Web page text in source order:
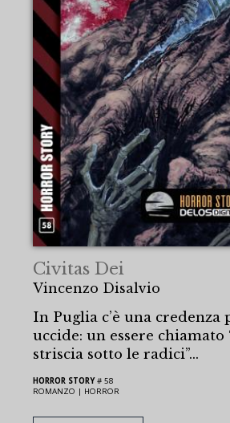
Civitas Dei
Vincenzo Disalvio
In Puglia c’è una credenza
uccide: un essere chiamato
striscia sotto le radici”…
HORROR STORY# 58
ROMANZO | HORROR